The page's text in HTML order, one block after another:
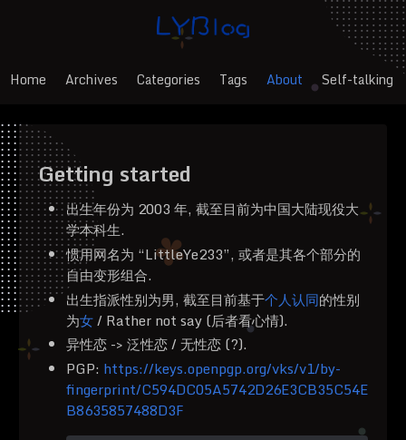
Home Archives Categories Tags About Self-talking
Getting started
出生年份为 2003 年, 截至目前为中国大陆现役大
学本科生.
惯用网名为 “LittleYe233”, 或者是其各个部分的
自由变形组合.
出生指派性别为男, 截至目前基于个人认同的性别
为女/ Rather not say (后者看心情).
异性恋 -> 泛性恋 / 无性恋 (?).
PGP: https://keys.openpgp.org/vks/v1/by-
fingerprint/C594DC05A5742D26E3CB35C54E
B8635857488D3F